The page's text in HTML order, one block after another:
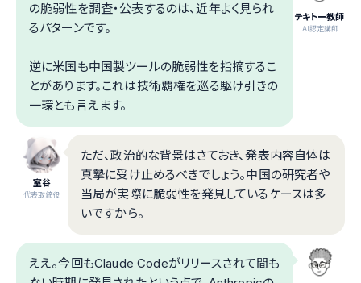
テキトー教師
.AI認定講師
の脆弱性を調査・公表するのは、近年よく見られ
るパターンです。
逆に米国も中国製ツールの脆弱性を指摘するこ
とがあります。これは技術覇権を巡る駆け引きの
一環とも言えます。
室谷
代表取締役
ただ、政治的な背景はさておき、発表内容自体は
真摯に受け止めるべきでしょう。中国の研究者や
当局が実際に脆弱性を発見しているケースは多
いですから。
ええ。今回もClaude Codeがリリースされて間も